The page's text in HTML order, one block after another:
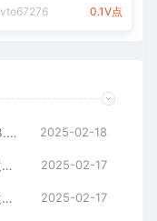
vto67276
0.1V点
遂风领航向阳而生易拉罐企业年会AI8.0格式激光打标文件通用矢量图 2025-02-18
年年有余新春贺词艺术字AI8.0格式激光打标文件通用矢量图 2025-02-17
在一起赢未来书法艺术字AI8.0格式激光打标文件通用矢量图 2025-02-17